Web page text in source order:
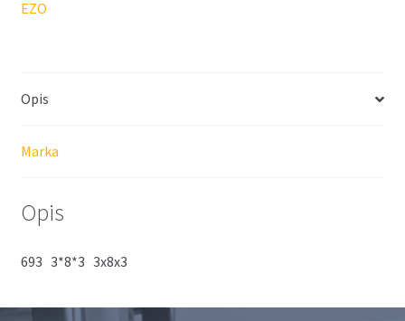
EZO
Opis
Marka
Opis
693 3*8*3 3x8x3